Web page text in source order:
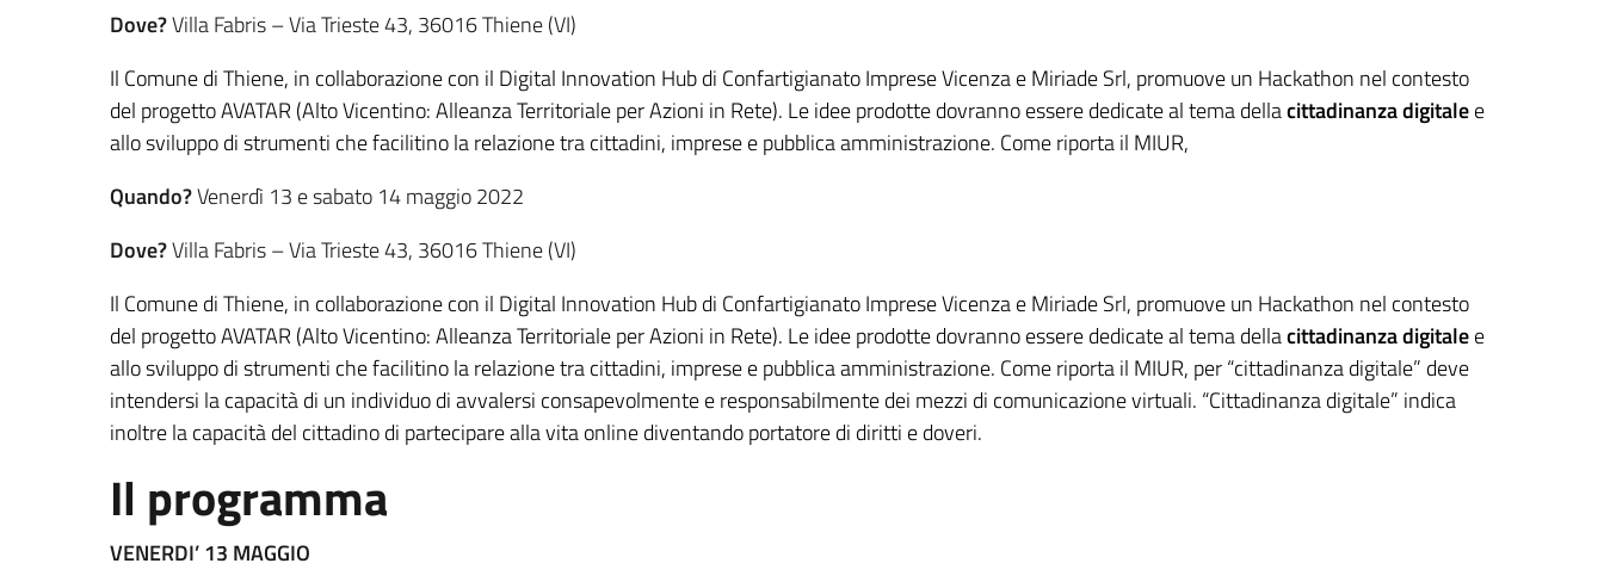
Dove?Villa Fabris – Via Trieste 43, 36016 Thiene (VI)
Il Comune di Thiene, in collaborazione con il Digital Innovation Hub di Confartigianato Imprese Vicenza e Miriade Srl, promuove un Hackathon nel contesto
del progetto AVATAR (Alto Vicentino: Alleanza Territoriale per Azioni in Rete). Le idee prodotte dovranno essere dedicate al tema dellacittadinanza digitalee
allo sviluppo di strumenti che facilitino la relazione tra cittadini, imprese e pubblica amministrazione. Come riporta il MIUR,
Quando?Venerdì 13 e sabato 14 maggio 2022
Dove?Villa Fabris – Via Trieste 43, 36016 Thiene (VI)
Il Comune di Thiene, in collaborazione con il Digital Innovation Hub di Confartigianato Imprese Vicenza e Miriade Srl, promuove un Hackathon nel contesto
del progetto AVATAR (Alto Vicentino: Alleanza Territoriale per Azioni in Rete). Le idee prodotte dovranno essere dedicate al tema dellacittadinanza digitalee
allo sviluppo di strumenti che facilitino la relazione tra cittadini, imprese e pubblica amministrazione. Come riporta il MIUR, per “cittadinanza digitale” deve
intendersi la capacità di un individuo di avvalersi consapevolmente e responsabilmente dei mezzi di comunicazione virtuali. “Cittadinanza digitale” indica
inoltre la capacità del cittadino di partecipare alla vita online diventando portatore di diritti e doveri.
Il programma
VENERDI’ 13 MAGGIO